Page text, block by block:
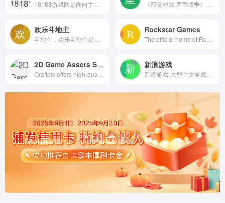
欢乐斗地主 Rockstar Games
2D Game Assets Store & Free 新浪游戏